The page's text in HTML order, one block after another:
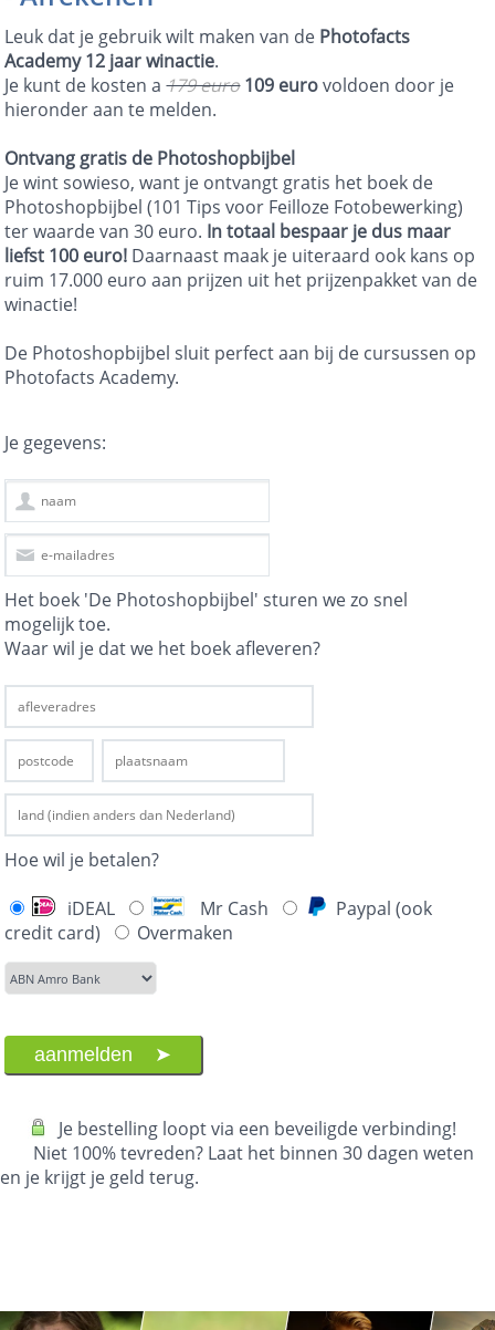
Leuk dat je gebruik wilt maken van de Photofacts
Academy 12 jaar winactie.
Je kunt de kosten a179 euro 109 eurovoldoen door je
hieronder aan te melden.
Ontvang gratis de Photoshopbijbel
Je wint sowieso, want je ontvangt gratis het boek de
Photoshopbijbel (101 Tips voor Feilloze Fotobewerking)
ter waarde van 30 euro. In totaal bespaar je dus maar
liefst 100 euro! Daarnaast maak je uiteraard ook kans op
ruim 17.000 euro aan prijzen uit het prijzenpakket van de
winactie!
De Photoshopbijbel sluit perfect aan bij de cursussen op
Photofacts Academy.
Je gegevens:
Het boek 'De Photoshopbijbel' sturen we zo snel
mogelijk toe.
Waar wil je dat we het boek afleveren?
Hoe wil je betalen?
iDEAL
Mr Cash
Paypal (ook
credit card)
Overmaken
Je bestelling loopt via een beveiligde verbinding!
Niet 100% tevreden? Laat het binnen 30 dagen weten
en je krijgt je geld terug.